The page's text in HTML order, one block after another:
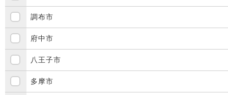
調布市
府中市
八王子市
多摩市